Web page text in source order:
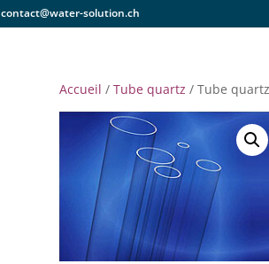
contact@water-solution.ch
Accueil / Tube quartz / Tube